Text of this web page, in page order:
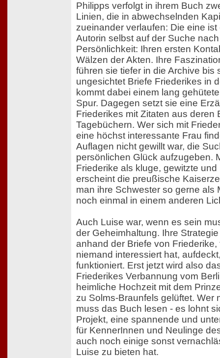
Philipps verfolgt in ihrem Buch
Linien, die in abwechselnden
zueinander verlaufen: Die eine
Autorin selbst auf der Suche
Persönlichkeit: Ihren ersten
Wälzen der Akten. Ihre
führen sie tiefer in die Archive bis
ungesichtet Briefe Friederikes in
kommt dabei einem lang
Spur. Dagegen setzt sie eine
Friederikes mit Zitaten aus deren
Tagebüchern. Wer sich mit
eine höchst interessante Frau
Auflagen nicht gewillt war, die
persönlichen Glück aufzugeben.
Friederike als kluge, gewitzte
erscheint die preußische
man ihre Schwester so gerne als
noch einmal in einem anderen
Auch Luise war, wenn es sein
der Geheimhaltung. Ihre
anhand der Briefe von
niemand interessiert hat,
funktioniert. Erst jetzt wird also
Friederikes Verbannung vom
heimliche Hochzeit mit dem
zu Solms-Braunfels gelüftet. Wer
muss das Buch lesen - es lohnt
Projekt, eine spannende und
für KennerInnen und Neulinge
auch noch einige sonst
Luise zu bieten hat.